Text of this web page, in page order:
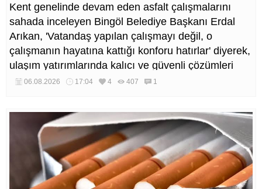
Kent genelinde devam eden asfalt çalışmalarını
sahada inceleyen Bingöl Belediye Başkanı Erdal
Arıkan, 'Vatandaş yapılan çalışmayı değil, o
çalışmanın hayatına kattığı konforu hatırlar' diyerek,
ulaşım yatırımlarında kalıcı ve güvenli çözümleri
öncelediklerini söyledi. Arıkan, bu sezon yaklaşık 40
06.08.2026 17:04 4 407 1